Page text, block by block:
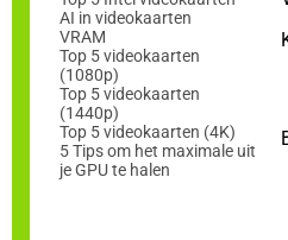
AI in videokaarten
VRAM
Top 5 videokaarten
(1080p)
Top 5 videokaarten
(1440p)
Top 5 videokaarten (4K)
5 Tips om het maximale uit
je GPU te halen